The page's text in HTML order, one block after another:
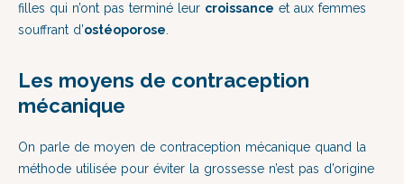
filles qui n’ont pas terminé leur croissance et aux femmes
souffrant d’ostéoporose
Les moyens de contraception
mécanique
On parle de moyen de contraception mécanique quand la
méthode utilisée pour éviter la grossesse n’est pas d’origine